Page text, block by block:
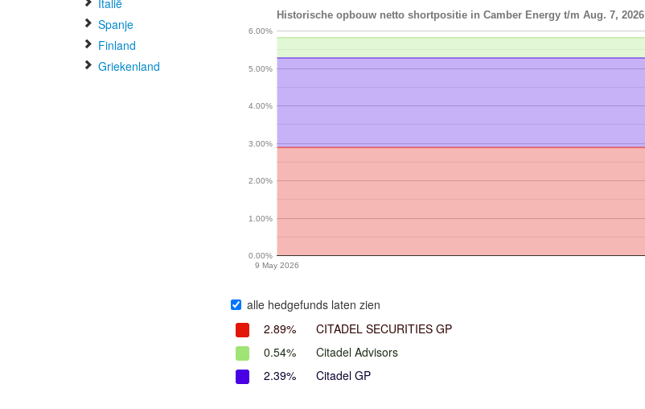
Italië
Spanje
Finland
Griekenland
Historische opbouw netto shortpositie in Camber Energy t/m Aug. 7, 2026
9 May 2026
0.00%
1.00%
2.00%
3.00%
4.00%
5.00%
6.00%
alle hedgefunds laten zien
2.89%
CITADEL SECURITIES GP
0.54%
Citadel Advisors
2.39%
Citadel GP